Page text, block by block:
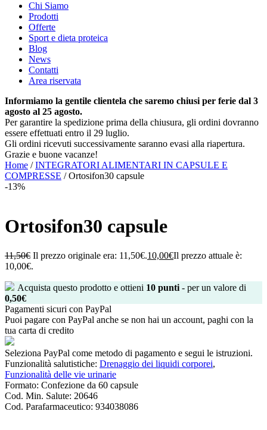
Chi Siamo
Prodotti
Offerte
Sport e dieta proteica
Blog
News
Contatti
Area riservata
Informiamo la gentile clientela che saremo chiusi per ferie dal 3
agosto al 25 agosto.
Per garantire la spedizione prima della chiusura, gli ordini dovranno
essere effettuati entro il 29 luglio.
Gli ordini ricevuti successivamente saranno evasi alla riapertura.
Grazie e buone vacanze!
Home /INTEGRATORI ALIMENTARI IN CAPSULE E
COMPRESSE / Ortosifon30 capsule
-13%
Ortosifon30 capsule
11,50€ Il prezzo originale era: 11,50€.10,00€Il prezzo attuale è:
10,00€.
Acquista questo prodotto e ottieni 10 punti - per un valore di
0,50€
Pagamenti sicuri con PayPal
Puoi pagare con PayPal anche se non hai un account, paghi con la
tua carta di credito
Seleziona PayPal come metodo di pagamento e segui le istruzioni.
Funzionalità salutistiche: Drenaggio dei liquidi corporei,
Funzionalità delle vie urinarie
Formato: Confezione da 60 capsule
Cod. Min. Salute: 20646
Cod. Parafarmaceutico: 934038086